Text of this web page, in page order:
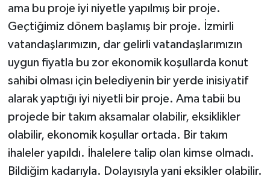
ama bu proje iyi niyetle yapılmış bir proje.
Geçtiğimiz dönem başlamış bir proje. İzmirli
vatandaşlarımızın, dar gelirli vatandaşlarımızın
uygun fiyatla bu zor ekonomik koşullarda konut
sahibi olması için belediyenin bir yerde inisiyatif
alarak yaptığı iyi niyetli bir proje. Ama tabii bu
projede bir takım aksamalar olabilir, eksiklikler
olabilir, ekonomik koşullar ortada. Bir takım
ihaleler yapıldı. İhalelere talip olan kimse olmadı.
Bildiğim kadarıyla. Dolayısıyla yani eksikler olabilir.